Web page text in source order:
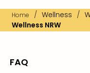
Home / Wellness /
Wellness NRW
FAQ